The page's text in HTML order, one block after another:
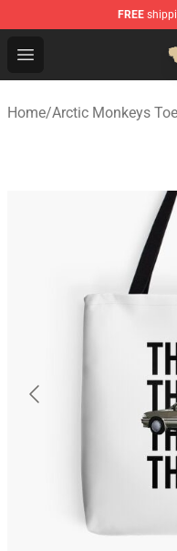
FREE
Open menu
Arctic Monkeys
Home/Arctic Monkeys